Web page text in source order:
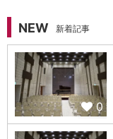
NEW 新着記事
0